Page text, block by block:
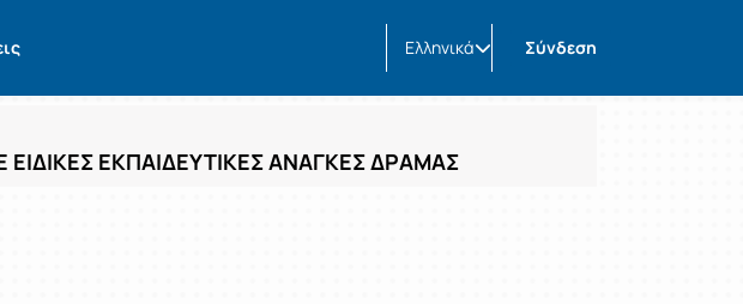
Ελληνικά Σύνδεση
ΕΚΠΑΙΔΕΥΤΙΚΕΣ ΑΝΑΓΚΕΣ ΔΡΑΜΑΣ